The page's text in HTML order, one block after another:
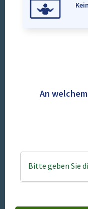
An
Bitte geben Sie